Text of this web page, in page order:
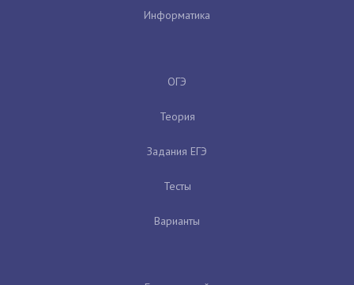
Информатика
ОГЭ
Теория
Задания ЕГЭ
Тесты
Варианты